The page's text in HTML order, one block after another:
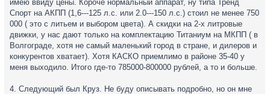
имею ввиду цены. Короче нормальный аппарат, ну типа Тренд
Спорт на АКПП (1,6---125 л.с. или 2.0---150 л.с.) стоил не менее 750
000 ( это с литьем и выбором цвета). А скидки на 2-х литровые
движки, у нас дают только на комплектацию Титаниум на МКПП ( в
Волгограде, хотя не самый маленький город в стране, и дилеров и
конкурентов хватает). Хотя КАСКО приемлимо в районе 35-40 у
меня выходило. Итого где-то 785000-800000 рублей, а то и больше.
4. Следующий был Круз. Не буду описывать подробно, но он мне